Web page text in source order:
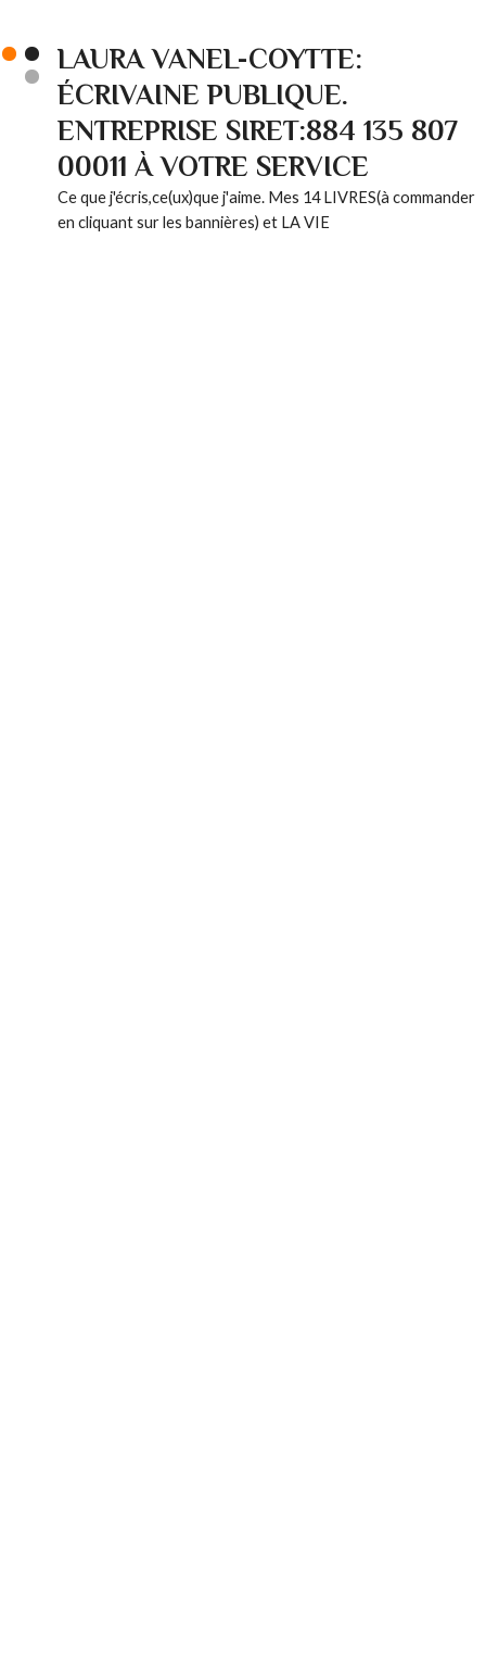
LAURA VANEL-COYTTE:
ÉCRIVAINE PUBLIQUE.
ENTREPRISE SIRET:884 135 807
00011 À VOTRE SERVICE
Ce que j'écris,ce(ux)que j'aime. Mes 14 LIVRES(à commander
en cliquant sur les bannières) et LA VIE